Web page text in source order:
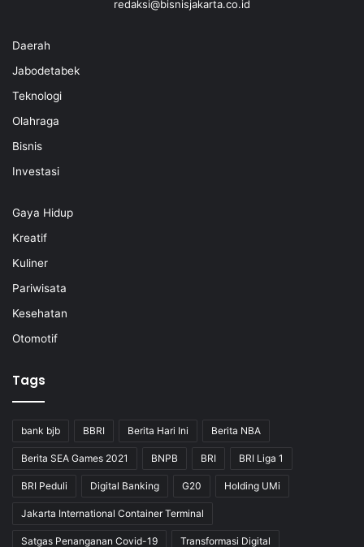
redaksi@bisnisjakarta.co.id
Daerah
Jabodetabek
Teknologi
Olahraga
Bisnis
Investasi
Gaya Hidup
Kreatif
Kuliner
Pariwisata
Kesehatan
Otomotif
Tags
bank bjb BBRI Berita Hari Ini Berita NBA
Berita SEA Games 2021 BNPB BRI BRI Liga 1
BRI Peduli Digital Banking G20 Holding UMi
Jakarta International Container Terminal
Satgas Penanganan Covid-19 Transformasi Digital